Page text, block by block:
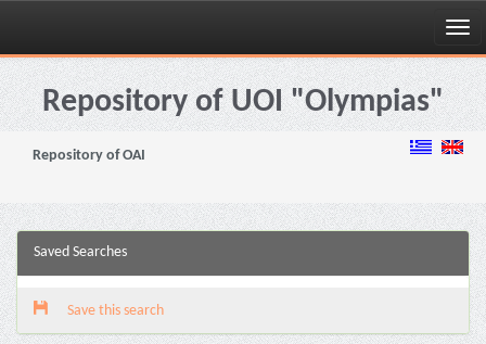
Skip
navigationRepository of UOI "Olympias"
Repository of OAI
Saved Searches
Save this search